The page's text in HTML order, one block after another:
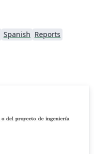
Spanish Reports